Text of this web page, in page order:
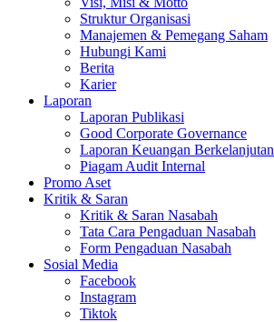
Struktur Organisasi
Manajemen & Pemegang Saham
Hubungi Kami
Berita
Karier
Laporan
Laporan Publikasi
Good Corporate Governance
Laporan Keuangan Berkelanjutan
Piagam Audit Internal
Promo Aset
Kritik & Saran
Kritik & Saran Nasabah
Tata Cara Pengaduan Nasabah
Form Pengaduan Nasabah
Sosial Media
Facebook
Instagram
Tiktok